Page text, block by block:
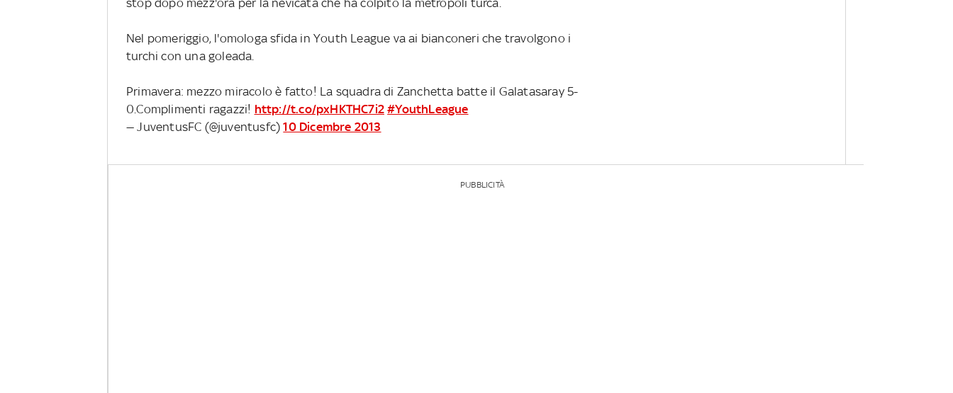
Nel pomeriggio, l'omologa sfida in Youth League va ai bianconeri che travolgono i
turchi con una goleada.
Primavera: mezzo miracolo è fatto! La squadra di Zanchetta batte il Galatasaray 5-
0.Complimenti ragazzi! http://t.co/pxHKTHC7i2 #YouthLeague
— JuventusFC (@juventusfc)10 Dicembre 2013
PUBBLICITÀ